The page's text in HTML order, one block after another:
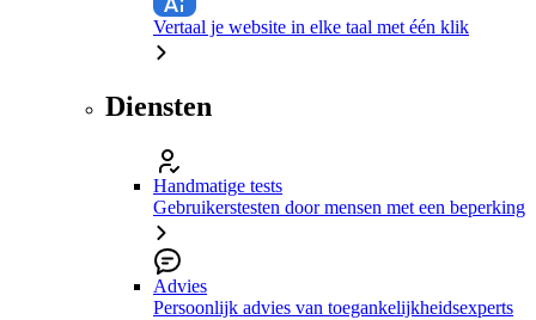
Vertaal je website in elke taal met één klik
Diensten
Handmatige tests
Gebruikerstesten door mensen met een beperking
Advies
Persoonlijk advies van toegankelijkheidsexperts